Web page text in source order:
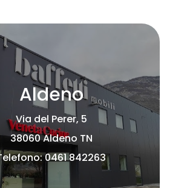
Aldeno
Via del Perer, 5
38060 Aldeno TN
0461 842263